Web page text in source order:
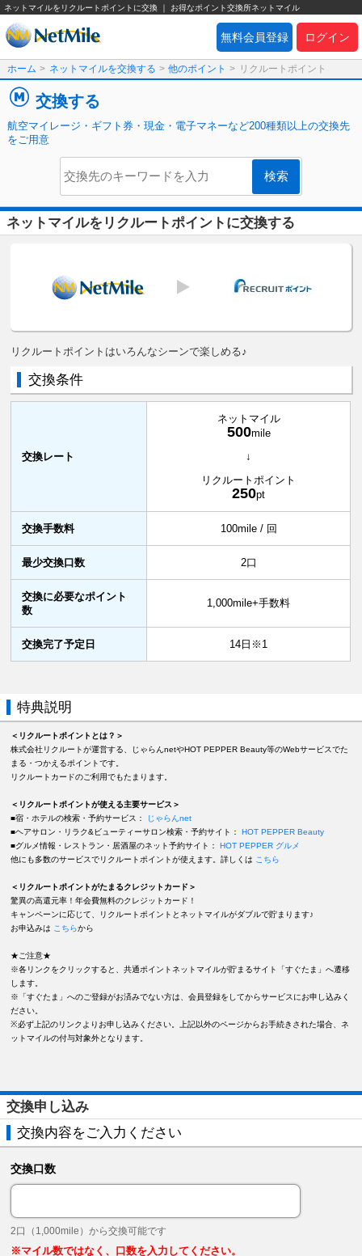
ネットマイルをリクルートポイントに交換 ｜ お得なポイント交換所ネットマイル
ログイン
無料会員登録
ホーム > ネットマイルを交換する > 他のポイント > リクルートポイント
交換する
航空マイレージ・ギフト券・現金・電子マネーなど200種類以上の交換先
をご用意
ネットマイルをリクルートポイントに交換する
リクルートポイントはいろんなシーンで楽しめる♪
交換条件
交換レート
ネットマイル
500mile
↓
リクルートポイント
250pt
交換手数料 100mile / 回
最少交換口数 2口
交換に必要なポイント
数
1,000mile+手数料
交換完了予定日 14日※1
特典説明
＜リクルートポイントとは？＞
株式会社リクルートが運営する、じゃらんnetやHOT PEPPER Beauty等のWebサービスでた
まる・つかえるポイントです。
リクルートカードのご利用でもたまります。
＜リクルートポイントが使える主要サービス＞
■宿・ホテルの検索・予約サービス：
じゃらんnet
■ヘアサロン・リラク&ビューティーサロン検索・予約サイト：HOT PEPPER Beauty
■グルメ情報・レストラン・居酒屋のネット予約サイト：HOT PEPPER グルメ
他にも多数のサービスでリクルートポイントが使えます。詳しくは こちら
＜リクルートポイントがたまるクレジットカード＞
驚異の高還元率！年会費無料のクレジットカード！
キャンペーンに応じて、リクルートポイントとネットマイルがダブルで貯まります♪
お申込みは こちらから
★ご注意★
※各リンクをクリックすると、共通ポイントネットマイルが貯まるサイト「すぐたま」へ遷移
します。
※「すぐたま」へのご登録がお済みでない方は、会員登録をしてからサービスにお申し込みく
ださい。
※必ず上記のリンクよりお申し込みください。上記以外のページからお手続きされた場合、ネ
ットマイルの付与対象外となります。
交換申し込み
交換内容をご入力ください
交換口数
2口（1,000mile）から交換可能です
※マイル数ではなく、口数を入力してください。